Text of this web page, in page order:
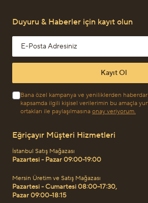
Duyuru & Haberler için kayıt olun
Email address
Kayıt Ol
Bana özel kampanya ve yeniliklerden
kapsamda ilgili kişisel verilerimin bu amaçla
ortakları ile paylaşılmasına onay veriyorum.
Eğriçayır Müşteri Hizmetleri
İstanbul Satış Mağazası
Pazartesi - Pazar 09:00-19:00
Mersin Üretim ve Satış Mağazası
Pazartesi - Cumartesi 08:00–17:30,
Pazar 09:00–18:15